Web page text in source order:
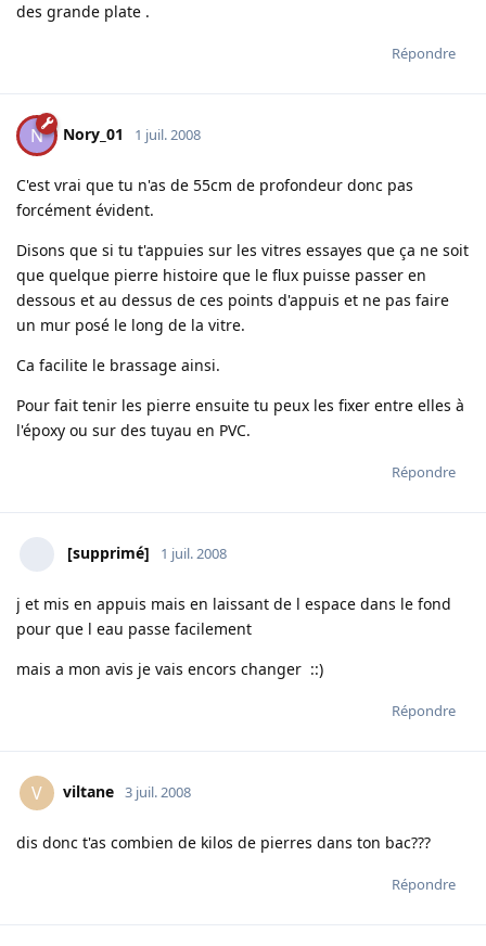
des grande plate .
Répondre
N Nory_01 1 juil. 2008
C'est vrai que tu n'as de 55cm de profondeur donc pas
forcément évident.
Disons que si tu t'appuies sur les vitres essayes que ça ne soit
que quelque pierre histoire que le flux puisse passer en
dessous et au dessus de ces points d'appuis et ne pas faire
un mur posé le long de la vitre.
Ca facilite le brassage ainsi.
Pour fait tenir les pierre ensuite tu peux les fixer entre elles à
l'époxy ou sur des tuyau en PVC.
Répondre
[supprimé] 1 juil. 2008
j et mis en appuis mais en laissant de l espace dans le fond
pour que l eau passe facilement
mais a mon avis je vais encors changer ::)
Répondre
V viltane 3 juil. 2008
dis donc t'as combien de kilos de pierres dans ton bac???
Répondre